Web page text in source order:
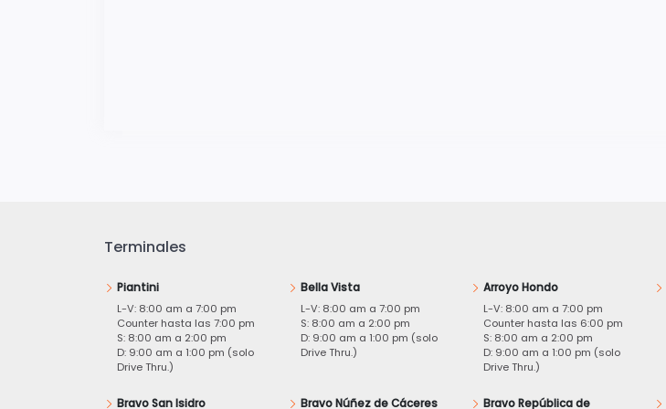
Terminales
Piantini
L-V: 8:00 am a 7:00 pm
Counter hasta las 7:00 pm
S: 8:00 am a 2:00 pm
D: 9:00 am a 1:00 pm (solo
Drive Thru.)
Bella Vista
L-V: 8:00 am a 7:00 pm
S: 8:00 am a 2:00 pm
D: 9:00 am a 1:00 pm (solo
Drive Thru.)
Arroyo Hondo
L-V: 8:00 am a 7:00 pm
Counter hasta las 6:00 pm
S: 8:00 am a 2:00 pm
D: 9:00 am a 1:00 pm (solo
Drive Thru.)
Bravo San Isidro Bravo Núñez de Cáceres
Bravo República de